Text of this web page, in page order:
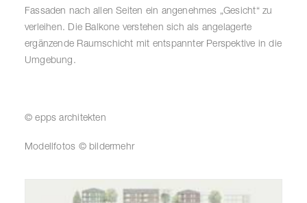
Fassaden nach allen Seiten ein angenehmes „Gesicht“ zu
verleihen. Die Balkone verstehen sich als angelagerte
ergänzende Raumschicht mit entspannter Perspektive in die
Umgebung.
© epps architekten
Modellfotos © bildermehr